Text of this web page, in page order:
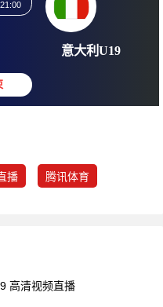
07-08 21:00
: 意大
播 腾讯体育
高清视频直播